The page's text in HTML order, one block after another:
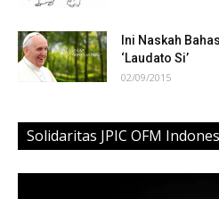
Ini Naskah
‘Laudato Si’
02/09/2015
Solidaritas JPIC OFM